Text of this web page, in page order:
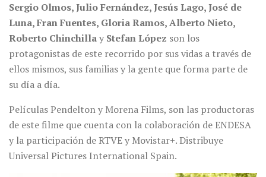
Sergio Olmos, Julio Fernández, Jesús Lago, José de
Luna, Fran Fuentes, Gloria Ramos, Alberto Nieto,
Roberto Chinchillay Stefan López son los
protagonistas de este recorrido por sus vidas a través de
ellos mismos, sus familias y la gente que forma parte de
su día a día.
Películas Pendelton y Morena Films, son las productoras
de este filme que cuenta con la colaboración de ENDESA
y la participación de RTVE y Movistar+. Distribuye
Universal Pictures International Spain.